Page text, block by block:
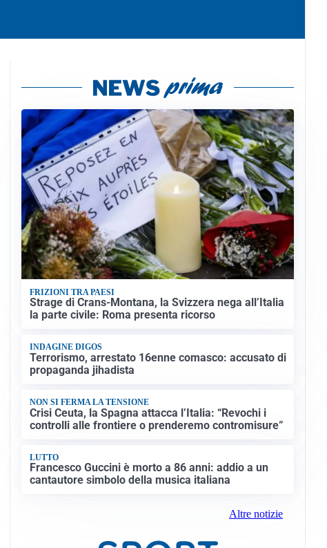
FRIZIONI TRA PAESI
Strage di Crans-Montana, la Svizzera nega all’Italia
la parte civile: Roma presenta ricorso
INDAGINE DIGOS
Terrorismo, arrestato 16enne comasco: accusato di
propaganda jihadista
NON SI FERMA LA TENSIONE
Crisi Ceuta, la Spagna attacca l’Italia: “Revochi i
controlli alle frontiere o prenderemo contromisure”
LUTTO
Francesco Guccini è morto a 86 anni: addio a un
cantautore simbolo della musica italiana
Altre notizie